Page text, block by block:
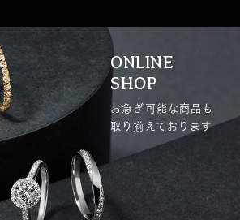
ONLINE
SHOP
お急ぎ可能な商品も
取り揃えております